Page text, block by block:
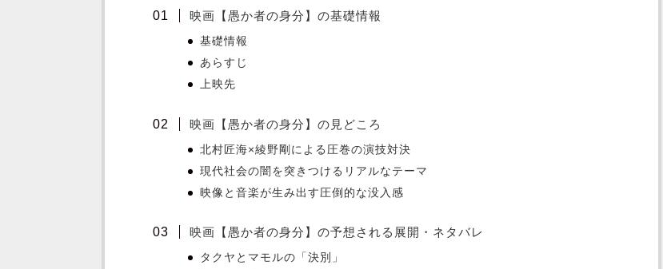
映画【愚か者の身分】の基礎情報
基礎情報
あらすじ
上映先
映画【愚か者の身分】の見どころ
北村匠海×綾野剛による圧巻の演技対決
現代社会の闇を突きつけるリアルなテーマ
映像と音楽が生み出す圧倒的な没入感
映画【愚か者の身分】の予想される展開・ネタバレ
タクヤとマモルの「決別」